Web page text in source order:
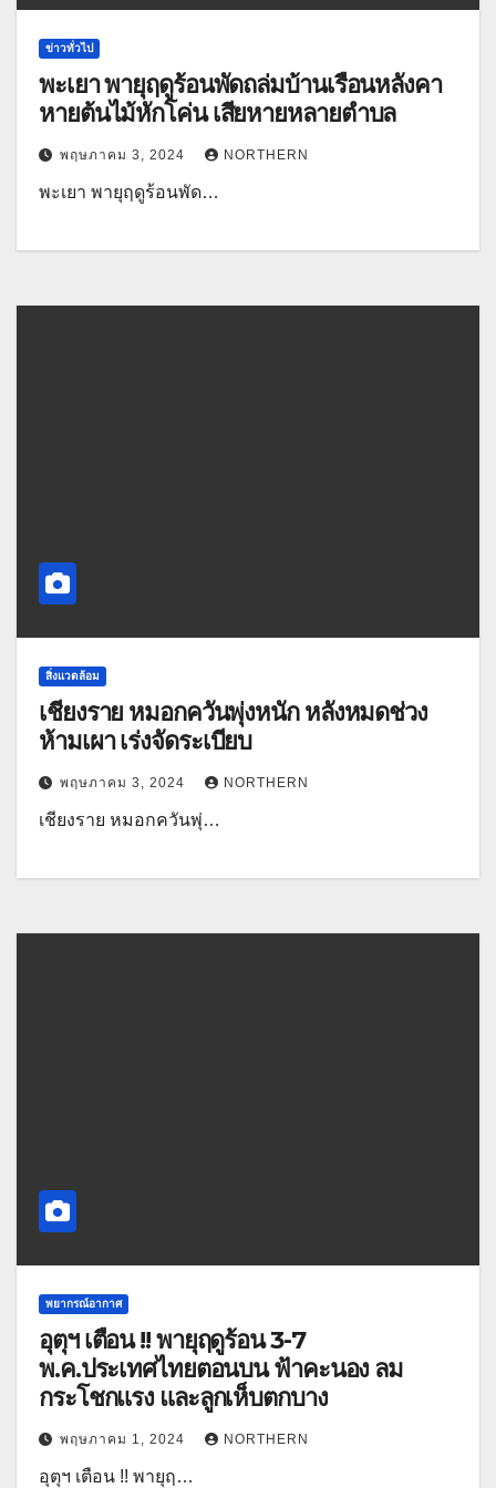
ข่าวทั่วไป
พะเยา พายุฤดูร้อนพัดถล่มบ้านเรือนหลังคา
หายต้นไม้หักโค่น เสียหายหลายตำบล
พฤษภาคม 3, 2024 NORTHERN
พะเยา พายุฤดูร้อนพัด…
สิ่งแวดล้อม
เชียงราย หมอกควันพุ่งหนัก หลังหมดช่วง
ห้ามเผา เร่งจัดระเบียบ
พฤษภาคม 3, 2024 NORTHERN
เชียงราย หมอกควันพุ่…
พยากรณ์อากาศ
อุตุฯ เตือน !! พายุฤดูร้อน 3-7
พ.ค.ประเทศไทยตอนบน ฟ้าคะนอง ลม
กระโชกแรง และลูกเห็บตกบาง
พฤษภาคม 1, 2024 NORTHERN
อุตุฯ เตือน !! พายุฤ…